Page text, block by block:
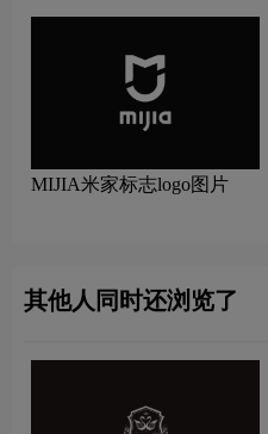
MIJIA米家标志logo图片
其他人同时还浏览了